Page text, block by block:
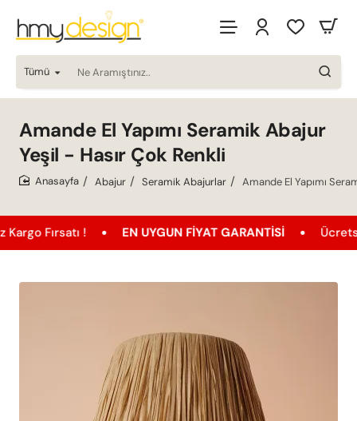
Tümü
Ne
Aramıştınız..
Amande El Yapımı Seramik Abajur
Yeşil - Hasır Çok Renkli
Abajur Seramik Abajurlar Amande El Yapımı
! EN UYGUN FIYAT GARANTISI Ücretsiz Kargo